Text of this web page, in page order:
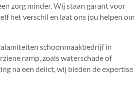
zorg minder.​ Wij staan garant voor
het verschil en laat ons jou helpen om
schoonmaakbedrijf in
ramp, zoals waterschade of
na een delict, wij bieden de expertise